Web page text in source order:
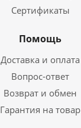
Сертификаты
Помощь
Доставка и оплата
Вопрос-ответ
Возврат и обмен
Гарантия на товар